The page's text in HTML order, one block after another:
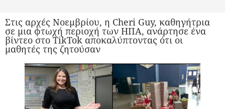
Στις αρχές Νοεμβρίου, η Cheri Guy, καθηγήτρια
σε μια φτωχή περιοχή των ΗΠΑ, ανάρτησε ένα
βίντεο στο TikTok αποκαλύπτοντας ότι οι
μαθητές της ζητούσαν